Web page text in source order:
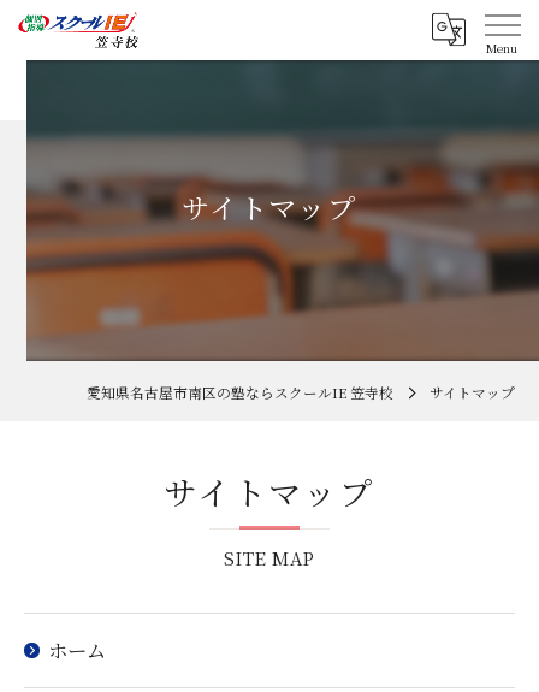
サイトマップ
愛知県名古屋市南区の塾ならスクールIE 笠寺校 サイトマップ
SITE MAP
サイトマップ
ホーム